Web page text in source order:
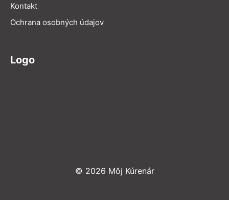
Kontakt
Ochrana osobných údajov
Logo
© 2026 Môj Kúrenár